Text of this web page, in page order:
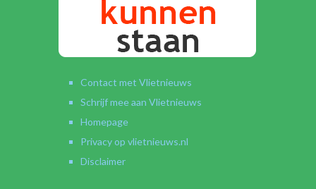
Contact met Vlietnieuws
Schrijf mee aan Vlietnieuws
Homepage
Privacy op vlietnieuws.nl
Disclaimer